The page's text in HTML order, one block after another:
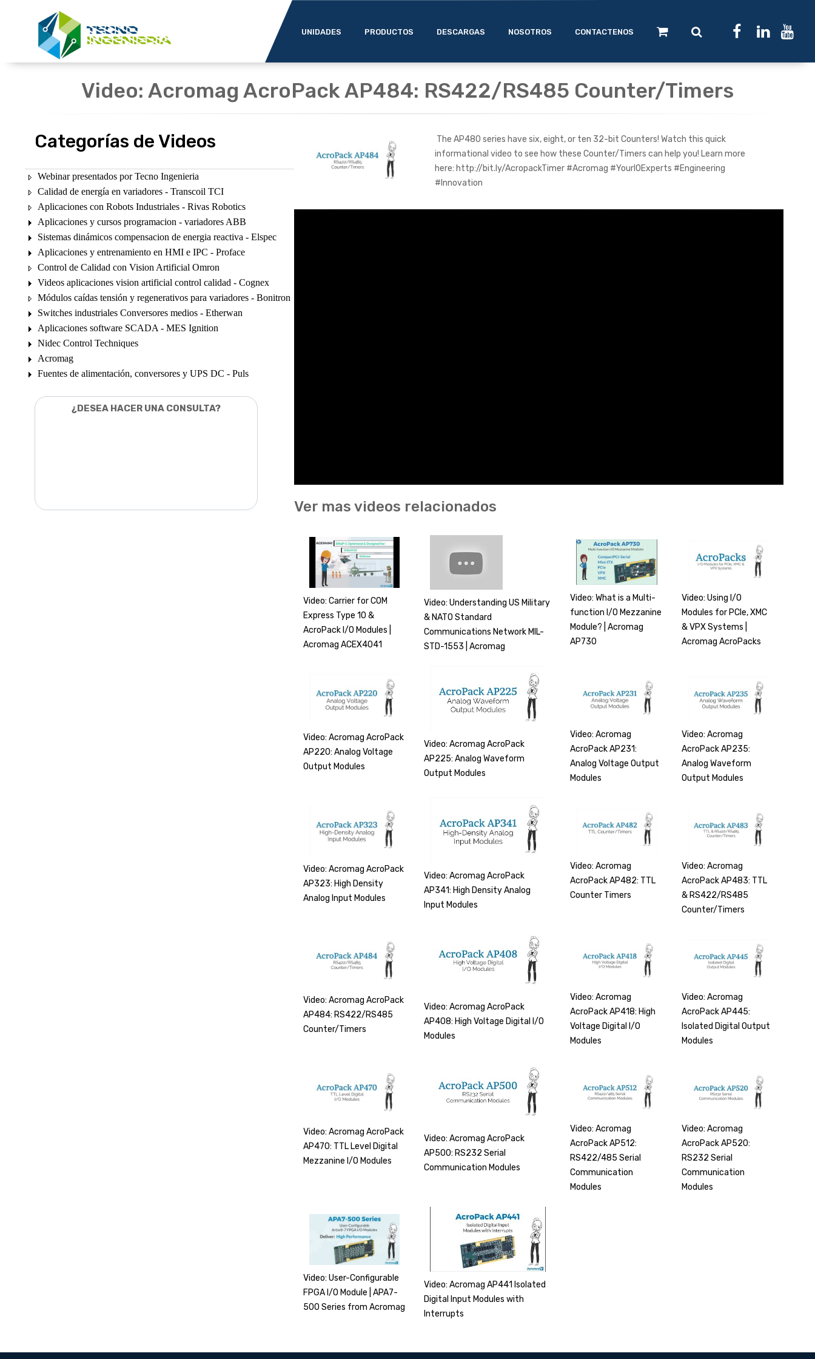
UNIDADES PRODUCTOS DESCARGAS NOSOTROS CONTACTENOS
Video: Acromag AcroPack AP484: RS422/RS485 Counter/Timers
Categorías de Videos
Webinar presentados por Tecno Ingenieria
Calidad de energía en variadores - Transcoil TCI
Aplicaciones con Robots Industriales - Rivas Robotics
Aplicaciones y cursos programacion - variadores ABB
Sistemas dinámicos compensacion de energia reactiva - Elspec
Aplicaciones y entrenamiento en HMI e IPC - Proface
Control de Calidad con Vision Artificial Omron
Videos aplicaciones vision artificial control calidad - Cognex
Módulos caídas tensión y regenerativos para variadores - Bonitron
Switches industriales Conversores medios - Etherwan
Aplicaciones software SCADA - MES Ignition
Nidec Control Techniques
Acromag
Fuentes de alimentación, conversores y UPS DC - Puls
¿DESEA HACER UNA CONSULTA?
The AP480 series have six, eight, or ten 32-bit Counters! Watch this quick
informational video to see how these Counter/Timers can help you! Learn more
here: http://bit.ly/AcropackTimer #Acromag #YourIOExperts #Engineering
#Innovation
Ver mas videos relacionados
Video: Carrier for COM
Express Type 10 &
AcroPack I/O Modules |
Acromag ACEX4041
Video: Understanding US Military
& NATO Standard
Communications Network MIL-
STD-1553 | Acromag
Video: What is a Multi-
function I/O Mezzanine
Module? | Acromag
AP730
Video: Using I/O
Modules for PCIe, XMC
& VPX Systems |
Acromag AcroPacks
Video: Acromag AcroPack
AP220: Analog Voltage
Output Modules
Video: Acromag AcroPack
AP225: Analog Waveform
Output Modules
Video: Acromag
AcroPack AP231:
Analog Voltage Output
Modules
Video: Acromag
AcroPack AP235:
Analog Waveform
Output Modules
Video: Acromag AcroPack
AP323: High Density
Analog Input Modules
Video: Acromag AcroPack
AP341: High Density Analog
Input Modules
Video: Acromag
AcroPack AP482: TTL
Counter Timers
Video: Acromag
AcroPack AP483: TTL
& RS422/RS485
Counter/Timers
Video: Acromag AcroPack
AP484: RS422/RS485
Counter/Timers
Video: Acromag AcroPack
AP408: High Voltage Digital I/O
Modules
Video: Acromag
AcroPack AP418: High
Voltage Digital I/O
Modules
Video: Acromag
AcroPack AP445:
Isolated Digital Output
Modules
Video: Acromag AcroPack
AP470: TTL Level Digital
Mezzanine I/O Modules
Video: Acromag AcroPack
AP500: RS232 Serial
Communication Modules
Video: Acromag
AcroPack AP512:
RS422/485 Serial
Communication
Modules
Video: Acromag
AcroPack AP520:
RS232 Serial
Communication
Modules
Video: User-Configurable
FPGA I/O Module | APA7-
500 Series from Acromag
Video: Acromag AP441 Isolated
Digital Input Modules with
Interrupts